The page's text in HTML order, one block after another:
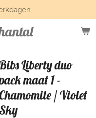
Liberty duo
maat 1 -
/ Violet